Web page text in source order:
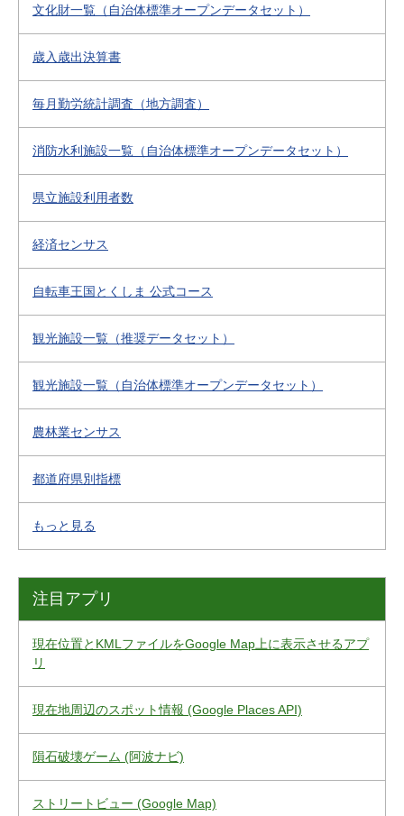
文化財一覧（自治体標準オープンデータセット）
歳入歳出決算書
毎月勤労統計調査（地方調査）
消防水利施設一覧（自治体標準オープンデータセット）
県立施設利用者数
経済センサス
自転車王国とくしま 公式コース
観光施設一覧（推奨データセット）
観光施設一覧（自治体標準オープンデータセット）
農林業センサス
都道府県別指標
もっと見る
注目アプリ
現在位置とKMLファイルをGoogle Map上に表示させるアプ
リ
現在地周辺のスポット情報 (Google Places API)
隕石破壊ゲーム (阿波ナビ)
ストリートビュー (Google Map)